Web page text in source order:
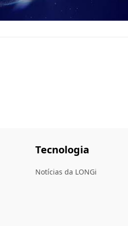
Tecnologia
Notícias da LONGi